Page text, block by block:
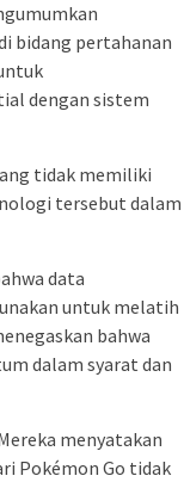
bidang pertahanan
dengan sistem
tidak memiliki
tersebut dalam
data
untuk melatih
bahwa
dalam syarat dan
menyatakan
Pokémon Go tidak